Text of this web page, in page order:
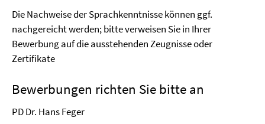
Die Nachweise der Sprachkenntnisse können ggf.
nachgereicht werden; bitte verweisen Sie in Ihrer
Bewerbung auf die ausstehenden Zeugnisse oder
Zertifikate
Bewerbungen richten Sie bitte an
PD Dr. Hans Feger